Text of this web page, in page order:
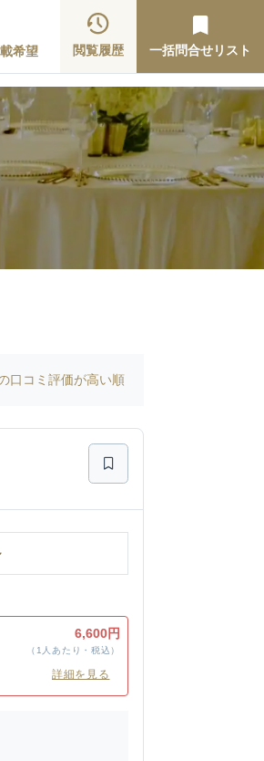
希望 閲覧履歴 一括問合せリスト
口コミ評価が高い順
6,600円
（1人あたり・税込）
詳細を見る